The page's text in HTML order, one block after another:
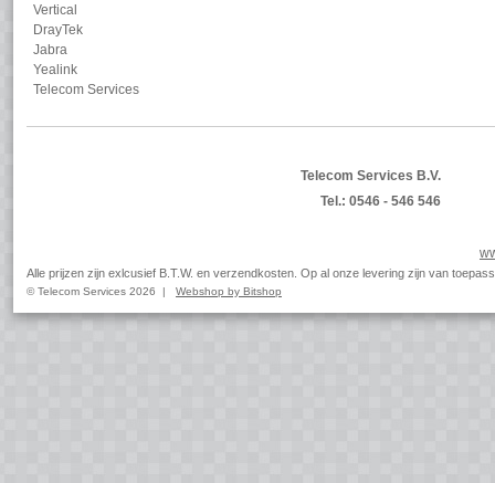
Vertical
DrayTek
Jabra
Yealink
Telecom Services
Telecom Services B.V.
Tel.: 0546 - 546 546
Alle prijzen zijn exlcusief B.T.W. en verzendkosten. Op al onze levering zijn van
© Telecom Services 2026 | Webshop by Bitshop